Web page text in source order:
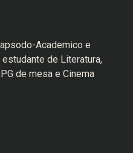
Academico e
de Literatura,
de mesa e Cinema